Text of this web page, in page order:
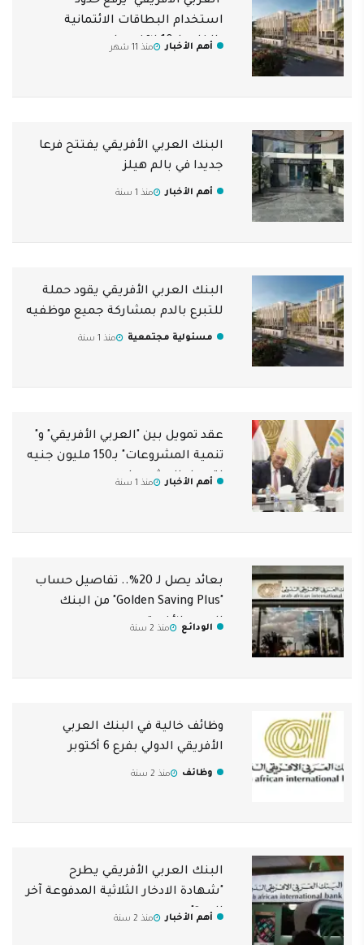
استخدام البطاقات الائتمانية
بالخارج لـ 10 الآف دولار
أهم الأخبار منذ 11 شهر
البنك العربي الأفريقي يفتتح فرعا
جديدا في بالم هيلز
أهم الأخبار منذ 1 سنة
البنك العربي الأفريقي يقود حملة
للتبرع بالدم بمشاركة جميع موظفيه
مسئولية مجتمعية منذ 1 سنة
عقد تمويل بين "العربي الأفريقي" و"
تنمية المشروعات" بـ150 مليون جنيه
لتمويل المشروعات
أهم الأخبار منذ 1 سنة
بعائد يصل لـ 20%.. تفاصيل حساب
"Golden Saving Plus" من البنك
العربي الأفريقي
الودائع منذ 2 سنة
وظائف خالية في البنك العربي
الأفريقي الدولي بفرع 6 أكتوبر
وظائف منذ 2 سنة
البنك العربي الأفريقي يطرح
"شهادة الادخار الثلاثية المدفوعة آخر
المدة"
أهم الأخبار منذ 2 سنة